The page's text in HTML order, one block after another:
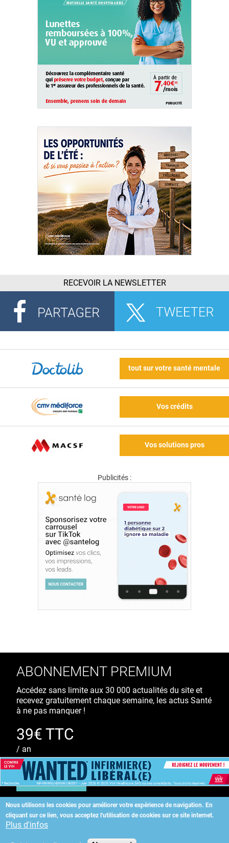
RECEVOIR LA NEWSLETTER
tout sur votre santé mentale
Vos crédits
Vos solutions pros
Publicités :
Nous utilisons les cookies pour améliorer votre expérience de navigation. En
cliquant sur ce lien, vous acceptez l'utilisation de cookies sur ce site internet.
Plus d'infos
ABONNEMENT PREMIUM
Accédez sans limite aux 30 000 actualités du site et
recevez gratuitement chaque semaine, les actus Santé
à ne pas manquer !
39€ TTC
/ an
S'ABONNER
Copyright